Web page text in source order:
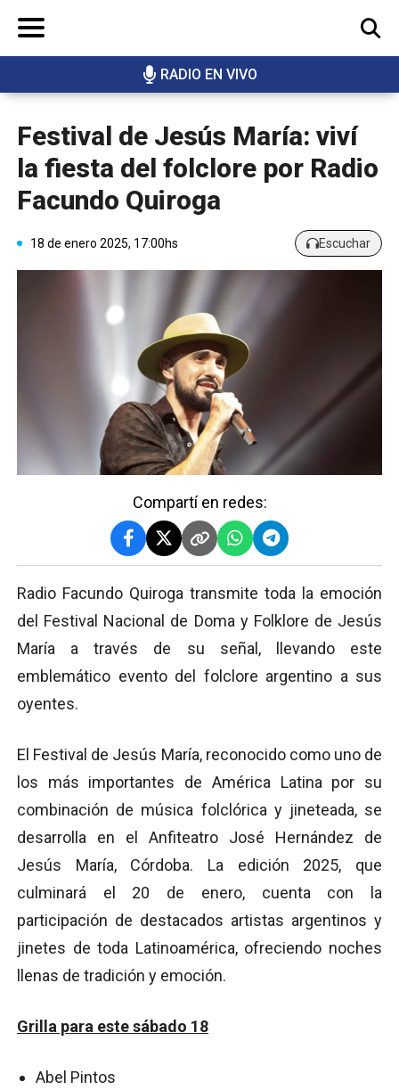
RADIO EN VIVO
BUSCAR
Festival de Jesús María: viví
la fiesta del folclore por Radio
Facundo Quiroga
18 de enero 2025, 17:00hs Escuchar
Compartí en redes:
Radio Facundo Quiroga transmite toda la emoción
del Festival Nacional de Doma y Folklore de Jesús
María a través de su señal, llevando este
emblemático evento del folclore argentino a sus
oyentes.
El Festival de Jesús María, reconocido como uno de
los más importantes de América Latina por su
combinación de música folclórica y jineteada, se
desarrolla en el Anfiteatro José Hernández de
Jesús María, Córdoba. La edición 2025, que
culminará el 20 de enero, cuenta con la
participación de destacados artistas argentinos y
jinetes de toda Latinoamérica, ofreciendo noches
llenas de tradición y emoción.
Grilla para este sábado 18
Abel Pintos